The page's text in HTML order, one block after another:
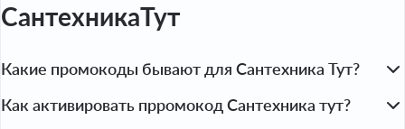
СантехникаТут
Какие промокоды бывают для Сантехника Тут?
Покупатели могут выбрать подходящий промокод в
Как активировать прромокод Сантехника тут?